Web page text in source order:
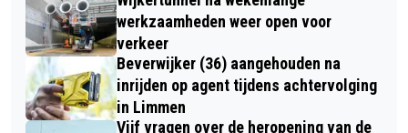
STIJGING OOIT
UITZONDERINGSPOSITIE VOOR TATA
STEEL
werkzaamheden weer open voor
verkeer
Beverwijker (36) aangehouden na
inrijden op agent tijdens achtervolging
in Limmen
Vijf vragen over de heropening van de